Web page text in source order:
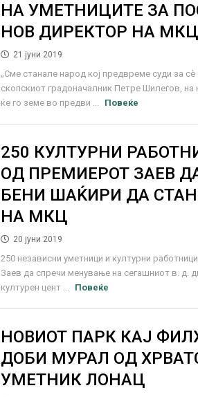
НА УМЕТНИЦИТЕ ЗА
НОВ ДИРЕКТОР НА МКЦ
21 јуни 2019
„Сме станале народ кој предвреме суди за сѐ
скопскиот градоначалник Петре Шилегов,
ќе го земе во предви ...
Повеќе
250 КУЛТУРНИ
ОД ПРЕМИЕРОТ ЗАЕВ
БЕНИ ШАЌИРИ ДА
НА МКЦ
20 јуни 2019
250 независни уметници и културни
Заев да спречи менување на сегашниот в. д.
културен цент ...
Повеќе
НОВИОТ ПАРК КАЈ
ДОБИ МУРАЛ ОД
УМЕТНИК ЛОНАЦ